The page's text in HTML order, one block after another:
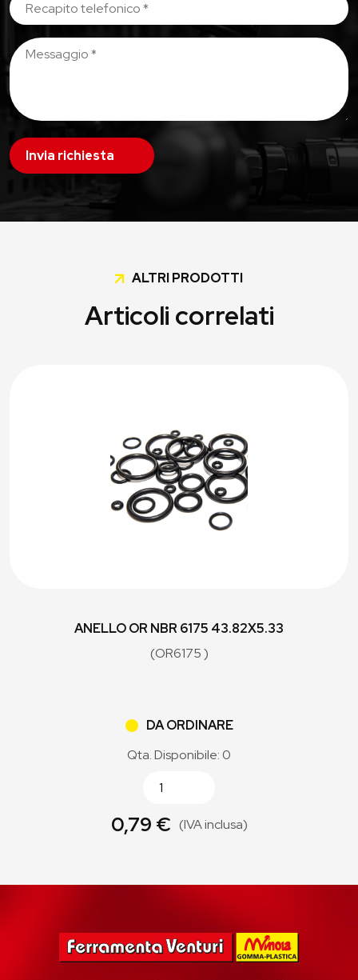
Invia richiesta
ALTRI PRODOTTI
Articoli correlati
ANELLO OR NBR 6175 43.82X5.33
(OR6175 )
DA ORDINARE
Qta. Disponibile: 0
0,79 € (IVA inclusa)